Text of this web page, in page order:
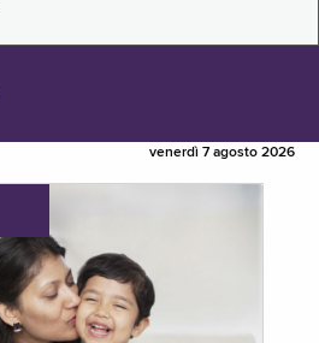
venerdì 7 agosto 2026